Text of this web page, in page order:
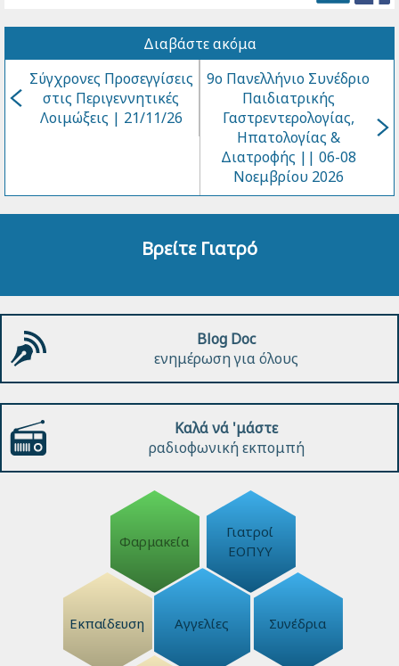
Διαβάστε ακόμα
Σύγχρονες Προσεγγίσεις
στις Περιγεννητικές
Λοιμώξεις | 21/11/26
9o Πανελλήνιο Συνέδριo
Παιδιατρικής
Γαστρεντερoλoγίας,
Ηπατολογίας &
Διατροφής || 06-08
Νοεμβρίου 2026
Βρείτε Γιατρό
Blog Doc
ενημέρωση για όλους
Καλά νά 'μάστε
ραδιοφωνική εκπομπή
Φαρμακεία
Γιατροί
ΕΟΠΥΥ
Εκπαίδευση Αγγελίες Συνέδρια